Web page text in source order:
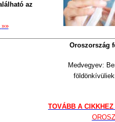
az
»»
Oroszország
Medvegyev:
TOVÁBB A CIKKHEZ